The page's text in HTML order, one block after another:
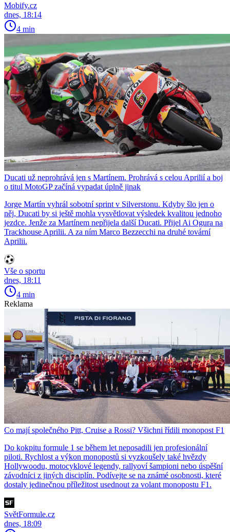
Mobify.cz
dnes, 18:14
4 min
Ducati už neprohrává jen s Martínem. Prohrává s celou Aprilií a boj
o titul MotoGP začíná vypadat úplně jinak
Jorge Martín vyhrál sobotní sprint v Silverstonu. Kdyby šlo jen o
něj, Ducati by si ještě mohla vysvětlovat výsledek kvalitou jednoho
jezdce. Jenže za Martínem nepřijela další Ducati. Přijel Ai Ogura na
Trackhouse Aprilii. A za ním Marco Bezzecchi na druhé tovární
Aprilii.
Vše o sportu
dnes, 18:11
4 min
Reklama
Co mají společného Pitt, Cruise a Rossi? Všichni řídili monopost F1
Do kokpitu formule 1 se během let neposadili jen profesionální
piloti. Rychlost a výkon monopostů si vyzkoušely také hvězdy
Hollywoodu, motocyklové legendy, rallyoví šampioni nebo úspěšní
závodníci z jiných disciplín. Podívejte se na známé osobnosti, které
dostaly jedinečnou příležitost usednout za volant monopostu F1.
SvětFormule.cz
dnes, 18:09